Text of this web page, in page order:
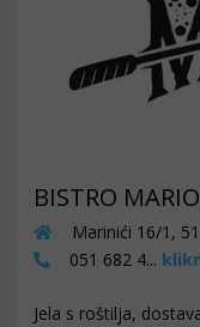
BISTRO MARIO
Marinići 16/1,
051 682 4...
Jela s roštilja,